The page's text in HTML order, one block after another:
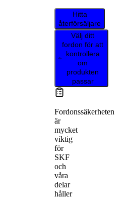
Hitta
återförsäljare
Välj ditt
fordon för att
kontrollera
om
produkten
passar
Fordonssäkerheten
är
mycket
viktig
för
SKF
och
våra
delar
håller